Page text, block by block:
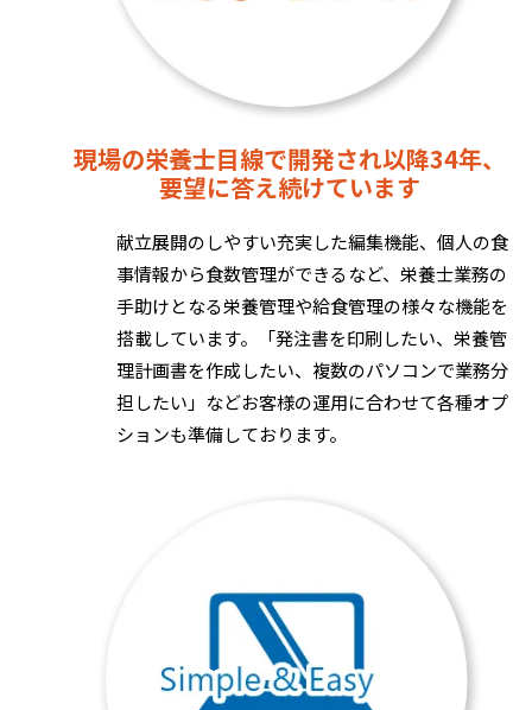
現場の栄養士目線で開発され以降34年、
要望に答え続けています
献立展開のしやすい充実した編集機能、個人の食
事情報から食数管理ができるなど、栄養士業務の
手助けとなる栄養管理や給食管理の様々な機能を
搭載しています。「発注書を印刷したい、栄養管
理計画書を作成したい、複数のパソコンで業務分
担したい」などお客様の運用に合わせて各種オプ
ションも準備しております。